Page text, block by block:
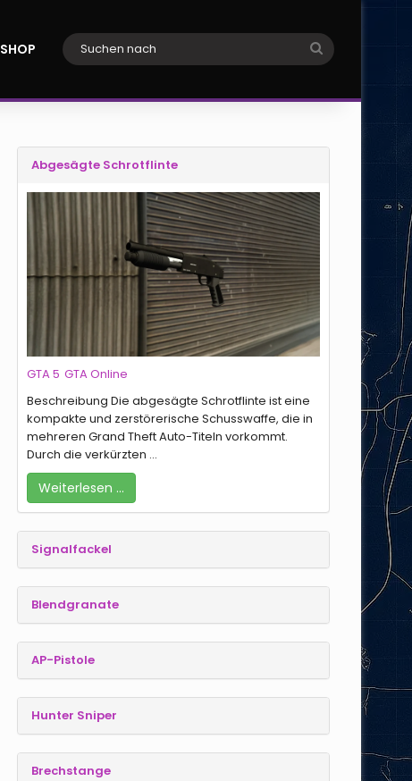
SHOP
Suchen
Abgesägte Schrotflinte
GTA 5 GTA Online
Beschreibung Die abgesägte Schrotflinte ist eine
kompakte und zerstörerische Schusswaffe, die in
mehreren Grand Theft Auto-Titeln vorkommt.
Durch die verkürzten ...
Weiterlesen …
Signalfackel
Blendgranate
AP-Pistole
Hunter Sniper
Brechstange